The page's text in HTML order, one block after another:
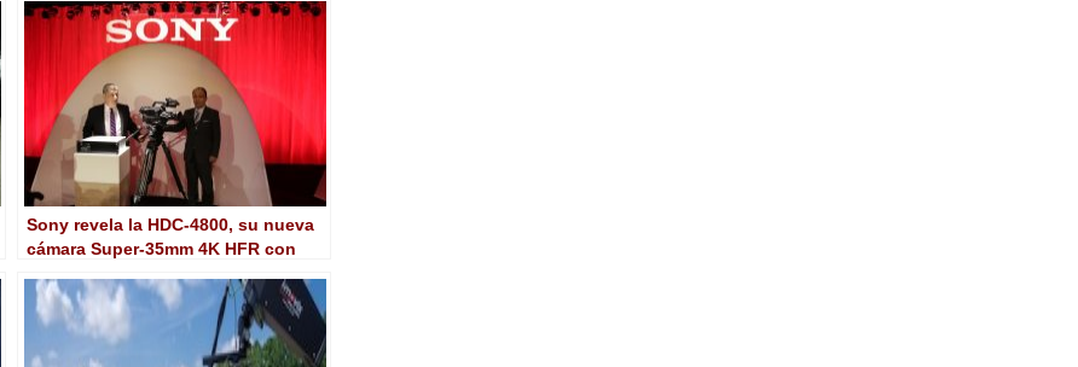
Sony revela la HDC-4800, su nueva
cámara Super-35mm 4K HFR con